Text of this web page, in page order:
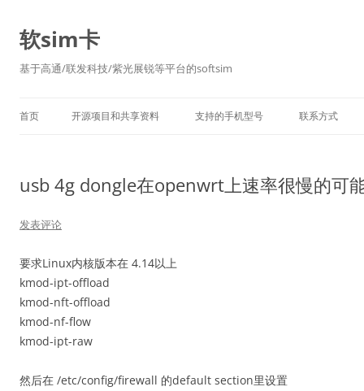
软sim卡
基于高通/联发科技/紫光展锐等平台的softsim
首页 开源项目和共享资料 支持的手机型号 联系方式
usb 4g dongle在openwrt上速率很慢的可
发表评论
要求Linux内核版本在 4.14以上
kmod-ipt-offload
kmod-nft-offload
kmod-nf-flow
kmod-ipt-raw
然后在 /etc/config/firewall 的default section里设置